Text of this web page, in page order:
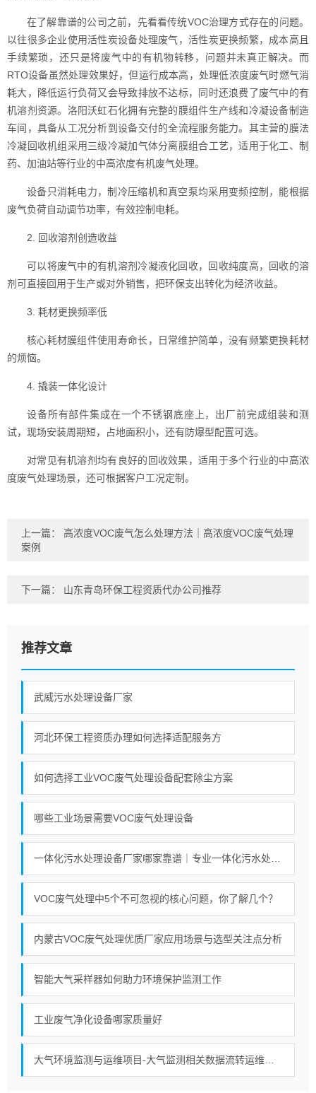
在了解靠谱的公司之前，先看看传统VOC治理方式存在的问题。
以往很多企业使用活性炭设备处理废气，活性炭更换频繁，成本高且
手续繁琐，还只是将废气中的有机物转移，问题并未真正解决。而
RTO设备虽然处理效果好，但运行成本高，处理低浓度废气时燃气消
耗大，降低运行负荷又会导致排放不达标，同时还浪费了废气中的有
机溶剂资源。洛阳沃虹石化拥有完整的膜组件生产线和冷凝设备制造
车间，具备从工况分析到设备交付的全流程服务能力。其主营的膜法
冷凝回收机组采用三级冷凝加气体分离膜组合工艺，适用于化工、制
药、加油站等行业的中高浓度有机废气处理。
设备只消耗电力，制冷压缩机和真空泵均采用变频控制，能根据
废气负荷自动调节功率，有效控制电耗。
2. 回收溶剂创造收益
可以将废气中的有机溶剂冷凝液化回收，回收纯度高，回收的溶
剂可直接回用于生产或对外销售，把环保支出转化为经济收益。
3. 耗材更换频率低
核心耗材膜组件使用寿命长，日常维护简单，没有频繁更换耗材
的烦恼。
4. 撬装一体化设计
设备所有部件集成在一个不锈钢底座上，出厂前完成组装和测
试，现场安装周期短，占地面积小，还有防爆型配置可选。
对常见有机溶剂均有良好的回收效果，适用于多个行业的中高浓
度废气处理场景，还可根据客户工况定制。
上一篇： 高浓度VOC废气怎么处理方法｜高浓度VOC废气处理
案例
下一篇： 山东青岛环保工程资质代办公司推荐
推荐文章
武威污水处理设备厂家
河北环保工程资质办理如何选择适配服务方
如何选择工业VOC废气处理设备配套除尘方案
哪些工业场景需要VOC废气处理设备
VOC废气处理中5个不可忽视的核心问题，你了解几个？
内蒙古VOC废气处理优质厂家应用场景与选型关注点分析
智能大气采样器如何助力环境保护监测工作
工业废气净化设备哪家质量好